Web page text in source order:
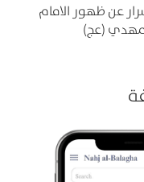
عن ظهور الامام
(عج)